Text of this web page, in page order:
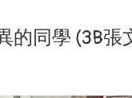
同學 (3B張